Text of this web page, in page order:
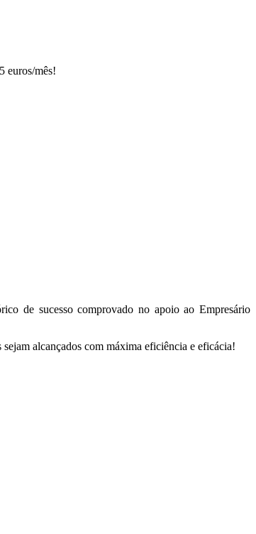
euros/mês!
de sucesso comprovado no apoio ao Empresário
alcançados com máxima eficiência e eficácia!